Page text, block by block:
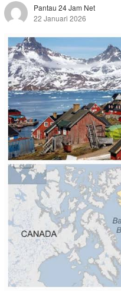
Pantau 24 Jam Net
22 Januari 2026